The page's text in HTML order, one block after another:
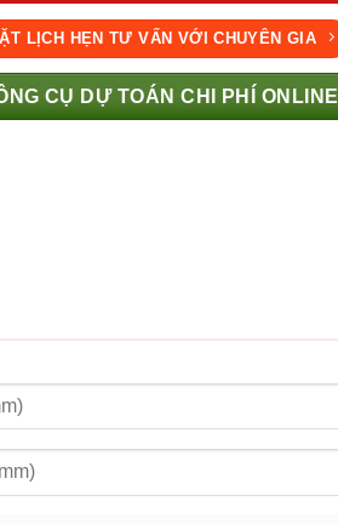
LỊCH HẸN TƯ VẤN VỚI CHUYÊN GIA
CỤ DỰ TOÁN CHI PHÍ ONLINE